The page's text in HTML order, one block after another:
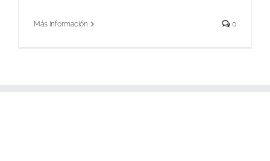
Más información 0